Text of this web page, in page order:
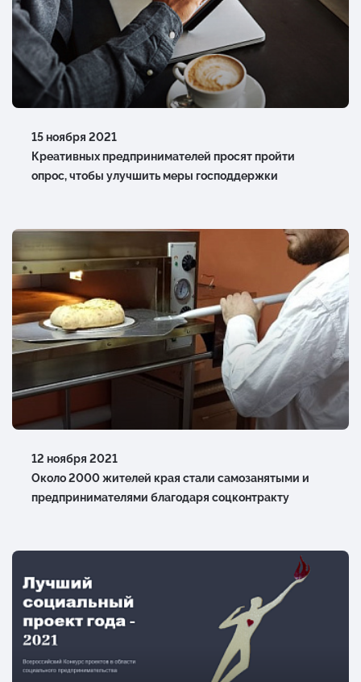
Каталог экспортеров
Закупки
Контакты
8 800 234 0 124
Следите за нами
в социальных
сетях:
15 ноября 2021
Креативных предпринимателей просят пройти
опрос, чтобы улучшить меры господдержки
12 ноября 2021
Около 2000 жителей края стали самозанятыми и
предпринимателями благодаря соцконтракту